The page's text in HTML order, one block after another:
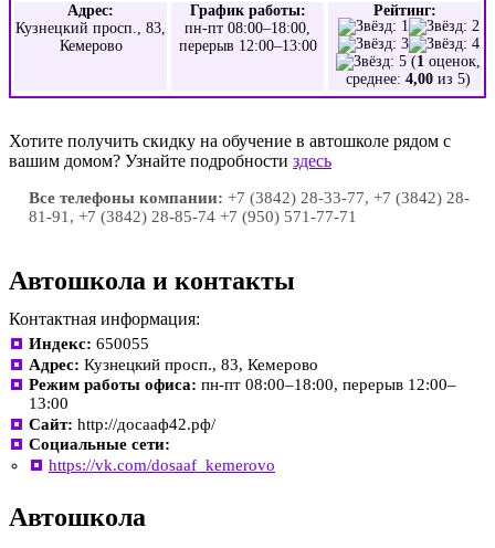
Адрес:
Кузнецкий просп., 83,
Кемерово
График работы:
пн-пт 08:00–18:00,
перерыв 12:00–13:00
Рейтинг:
(1 оценок,
среднее: 4,00 из 5)
Хотите получить скидку на обучение в автошколе рядом с
вашим домом? Узнайте подробности здесь
Все телефоны компании: +7 (3842) 28-33-77, +7 (3842) 28-
81-91, +7 (3842) 28-85-74 +7 (950) 571-77-71
Автошкола и контакты
Контактная информация:
Индекс: 650055
Адрес: Кузнецкий просп., 83, Кемерово
Режим работы офиса: пн-пт 08:00–18:00, перерыв 12:00–
13:00
Сайт: http://досааф42.рф/
Социальные сети:
https://vk.com/dosaaf_kemerovo
Автошкола